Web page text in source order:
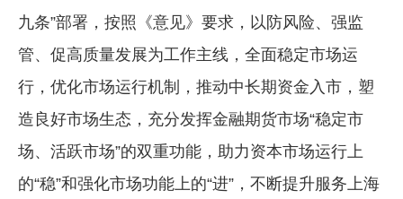
九条”部署，按照《意见》要求，以防风险、强监
管、促高质量发展为工作主线，全面稳定市场运
行，优化市场运行机制，推动中长期资金入市，塑
造良好市场生态，充分发挥金融期货市场“稳定市
场、活跃市场”的双重功能，助力资本市场运行上
的“稳”和强化市场功能上的“进”，不断提升服务上海